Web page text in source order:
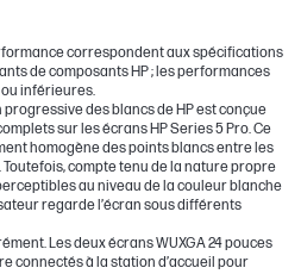
correspondent aux spécifications
de composants HP ; les performances
inférieures.
des blancs de HP est conçue
sur les écrans HP Series 5 Pro. Ce
homogène des points blancs entre les
compte tenu de la nature propre
au niveau de la couleur blanche
regarde l’écran sous différents
Les deux écrans WUXGA 24 pouces
connectés à la station d’accueil pour